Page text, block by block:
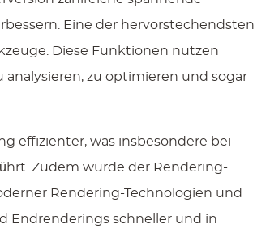
Eine der hervorstechendsten
Diese Funktionen nutzen
zu optimieren und sogar
effizienter, was insbesondere bei
Zudem wurde der Rendering-
Rendering-Technologien und
Endrenderings schneller und in